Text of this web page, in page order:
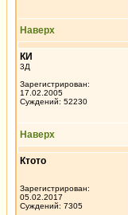
Наверх
КИ
3Д
Зарегистрирован:
17.02.2005
Суждений: 52230
Наверх
Ктото
Зарегистрирован:
05.02.2017
Суждений: 7305